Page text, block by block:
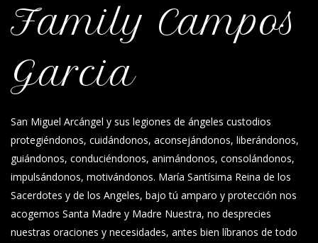
Family Campos
Garcia
San Miguel Arcángel y sus legiones de ángeles custodios
protegiéndonos, cuidándonos, aconsejándonos, liberándonos,
guiándonos, conduciéndonos, animándonos, consolándonos,
impulsándonos, motivándonos. María Santísima Reina de los
Sacerdotes y de los Angeles, bajo tú amparo y protección nos
acogemos Santa Madre y Madre Nuestra, no desprecies
nuestras oraciones y necesidades, antes bien líbranos de todo